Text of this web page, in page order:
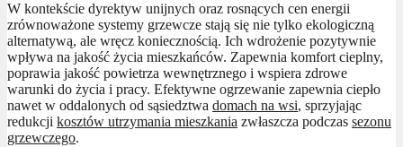
W kontekście dyrektyw unijnych oraz rosnących cen energii
zrównoważone systemy grzewcze stają się nie tylko ekologiczną
alternatywą, ale wręcz koniecznością. Ich wdrożenie pozytywnie
wpływa na jakość życia mieszkańców. Zapewnia komfort cieplny,
poprawia jakość powietrza wewnętrznego i wspiera zdrowe
warunki do życia i pracy. Efektywne ogrzewanie zapewnia ciepło
nawet w oddalonych od sąsiedztwa domach na wsi, sprzyjając
redukcji kosztów utrzymania mieszkania zwłaszcza podczas sezonu
grzewczego.